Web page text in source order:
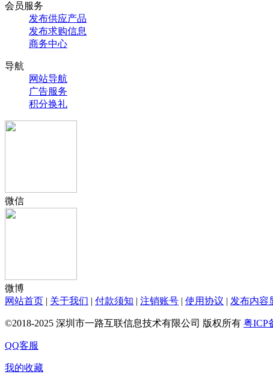
会员服务
发布供应产品
发布求购信息
商务中心
导航
网站导航
广告服务
积分换礼
微信
微博
网站首页 | 关于我们 | 付款须知 | 注销账号 | 使用协议 | 发布内容
©2018-2025 深圳市一路互联信息技术有限公司 版权所有 粤ICP
QQ客服
我的收藏